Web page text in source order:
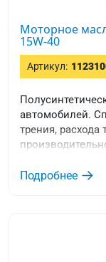
Моторное
15W-40
Артикул:
автомобилей.
трения, расхода
Подробнее